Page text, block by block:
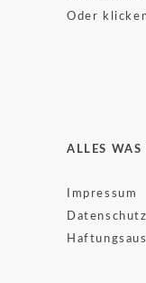
Oder
ALLES WAS
Impressum